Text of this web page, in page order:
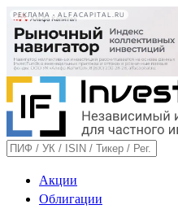
РЕКЛАМА • ALFACAPITAL.RU
Акции
Облигации